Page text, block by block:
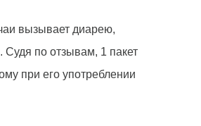
вызывает диарею,
Судя по отзывам, 1 пакет
при его употреблении